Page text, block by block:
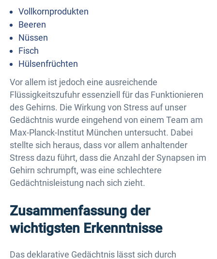
Vollkornprodukten
Beeren
Nüssen
Fisch
Hülsenfrüchten
Vor allem ist jedoch eine ausreichende
Flüssigkeitszufuhr essenziell für das Funktionieren
des Gehirns. Die Wirkung von Stress auf unser
Gedächtnis wurde eingehend von einem Team am
Max-Planck-Institut München untersucht. Dabei
stellte sich heraus, dass vor allem anhaltender
Stress dazu führt, dass die Anzahl der Synapsen im
Gehirn schrumpft, was eine schlechtere
Gedächtnisleistung nach sich zieht.
Zusammenfassung der
wichtigsten Erkenntnisse
Das deklarative Gedächtnis lässt sich durch